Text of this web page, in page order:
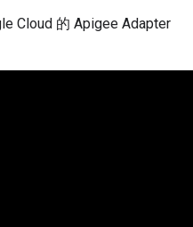
Cloud 的 Apigee Adapter